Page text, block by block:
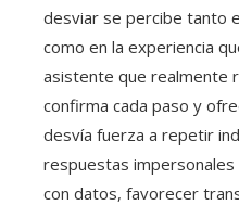
desviar se percibe tanto
como en la experiencia
asistente que realmente
confirma cada paso y
desvía fuerza a repetir
respuestas impersonales
con datos, favorecer